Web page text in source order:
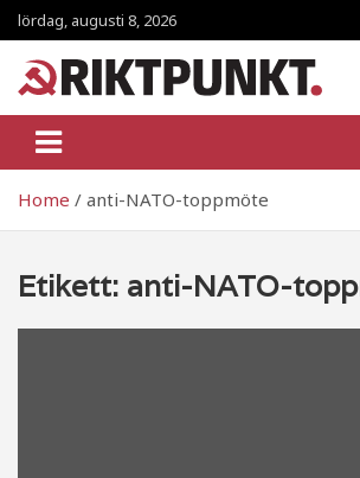
Skip
to
content
lördag, augusti 8, 2026
RiktpunKt.nu
Home anti-NATO-toppmöte
Etikett: anti-NATO-